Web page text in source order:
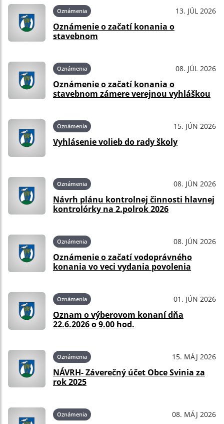
Oznámenia 13. JÚL 2026
Oznámenie o začatí konania o
stavebnom
Oznámenia 08. JÚL 2026
Oznámenie o začatí konania o
stavebnom zámere verejnou vyhláškou
Oznámenia 15. JÚN 2026
Vyhlásenie volieb do rady školy
Oznámenia 08. JÚN 2026
Návrh plánu kontrolnej činnosti hlavnej
kontrolórky na 2.polrok 2026
Oznámenia 08. JÚN 2026
Oznámenie o začatí vodoprávného
konania vo veci vydania povolenia
Oznámenia 01. JÚN 2026
Oznam o výberovom konaní dňa
22.6.2026 o 9.00 hod.
Oznámenia 15. MÁJ 2026
NÁVRH- Záverečný účet Obce Svinia za
rok 2025
Oznámenia 08. MÁJ 2026